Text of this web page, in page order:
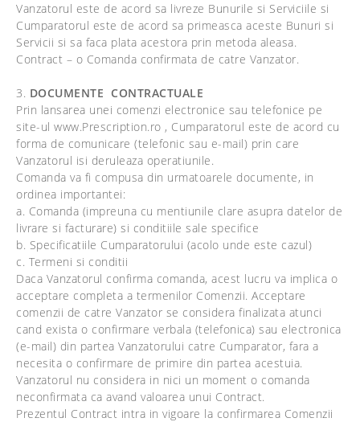
Vanzatorul este de acord sa livreze Bunurile si Serviciile si
Cumparatorul este de acord sa primeasca aceste Bunuri si
Servicii si sa faca plata acestora prin metoda aleasa.
Contract – o Comanda confirmata de catre Vanzator.
3. DOCUMENTE CONTRACTUALE
Prin lansarea unei comenzi electronice sau telefonice pe
site-ul www.Prescription.ro , Cumparatorul este de acord cu
forma de comunicare (telefonic sau e-mail) prin care
Vanzatorul isi deruleaza operatiunile.
Comanda va fi compusa din urmatoarele documente, in
ordinea importantei:
a. Comanda (impreuna cu mentiunile clare asupra datelor de
livrare si facturare) si conditiile sale specifice
b. Specificatiile Cumparatorului (acolo unde este cazul)
c. Termeni si conditii
Daca Vanzatorul confirma comanda, acest lucru va implica o
acceptare completa a termenilor Comenzii. Acceptare
comenzii de catre Vanzator se considera finalizata atunci
cand exista o confirmare verbala (telefonica) sau electronica
(e-mail) din partea Vanzatorului catre Cumparator, fara a
necesita o confirmare de primire din partea acestuia.
Vanzatorul nu considera in nici un moment o comanda
neconfirmata ca avand valoarea unui Contract.
Prezentul Contract intra in vigoare la confirmarea Comenzii